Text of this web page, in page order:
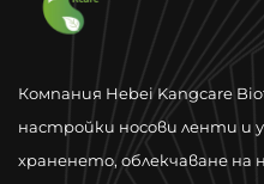
Компания Hebei Kangcare
настройки носови ленти и
храненето, облекчаване на